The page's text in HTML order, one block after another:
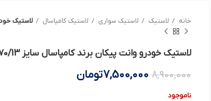
خانه لاستیک لاستیک سواری لاستیک کامپاسال لاستیک خودرو
لاستیک خودرو وانت پیکان برند کامپاسال سایز 175/70/13 – دو حلقه
8,900,000
7,500,000تومان
ناموجود